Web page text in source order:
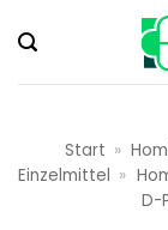
Inhalt
springen
Start »
Einzelmittel »
D-